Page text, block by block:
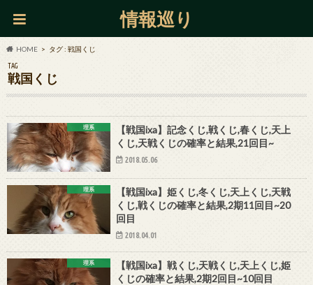
情報巡り
HOME タグ : 戦国くじ
TAG
戦国くじ
理系
【戦国ixa】記念くじ,戦くじ,春くじ,天上
くじ,天戦くじの確率と結果,21回目~
2018.05.06
理系
【戦国ixa】姫くじ,冬くじ,天上くじ,天戦
くじ,戦くじの確率と結果,2期11回目~20
回目
2018.04.01
理系
【戦国ixa】戦くじ,天戦くじ,天上くじ,姫
くじの確率と結果,2期2回目~10回目